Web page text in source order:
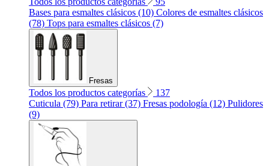
Bases para esmaltes clásicos (10) Colores de esmaltes clásicos
(78) Tops para esmaltes clásicos (7)
Fresas
Todos los productos categorías
137
Cuticula (79) Para retirar (37) Fresas podología (12) Pulidores
(9)